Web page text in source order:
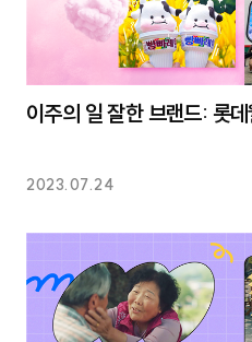
이주의 일 잘한 브랜드: 롯
2023.07.24